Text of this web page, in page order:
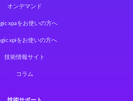
オンデマンド
xpaをお使いの方へ
xpiをお使いの方へ
技術情報サイト
コラム